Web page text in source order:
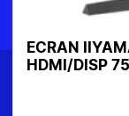
ECRAN
HDMI/DISP